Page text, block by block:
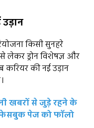
किसी सुनहरे
लेकर ड्रोन विशेषज्ञ और
की नई उड़ान
खबरों से जुड़े रहने के
पेज को फॉलो